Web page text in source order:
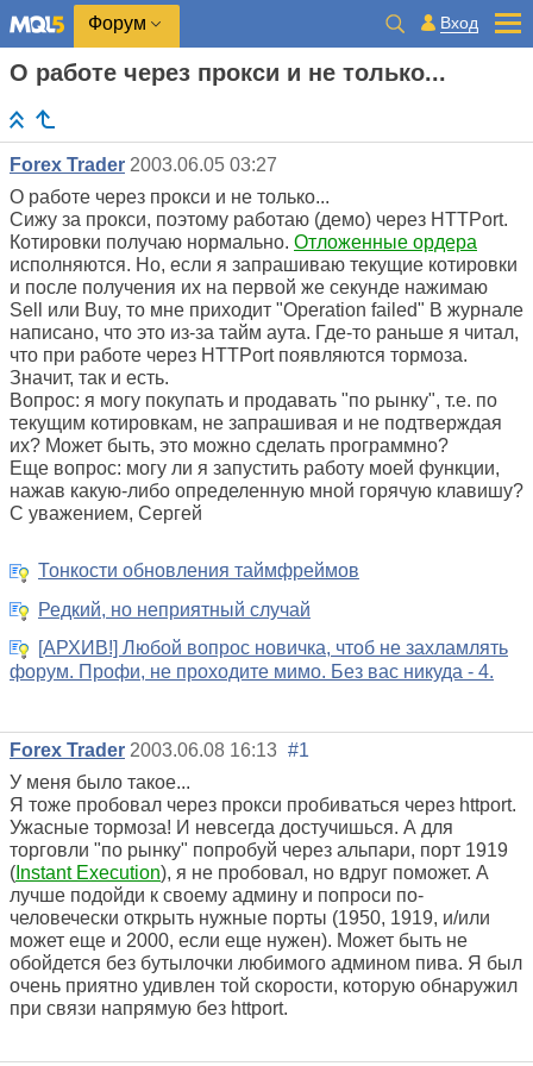
Форум Вход
О работе через прокси и не только...
Forex Trader 2003.06.05 03:27
О работе через прокси и не только...
Сижу за прокси, поэтому работаю (демо) через HTTPort.
Котировки получаю нормально. Отложенные ордера
исполняются. Но, если я запрашиваю текущие котировки
и после получения их на первой же секунде нажимаю
Sell или Buy, то мне приходит "Operation failed" В журнале
написано, что это из-за тайм аута. Где-то раньше я читал,
что при работе через HTTPort появляются тормоза.
Значит, так и есть.
Вопрос: я могу покупать и продавать "по рынку", т.е. по
текущим котировкам, не запрашивая и не подтверждая
их? Может быть, это можно сделать программно?
Еще вопрос: могу ли я запустить работу моей функции,
нажав какую-либо определенную мной горячую клавишу?
С уважением, Сергей
Тонкости обновления таймфреймов
Редкий, но неприятный случай
[АРХИВ!] Любой вопрос новичка, чтоб не захламлять
форум. Профи, не проходите мимо. Без вас никуда - 4.
Forex Trader 2003.06.08 16:13 #1
У меня было такое...
Я тоже пробовал через прокси пробиваться через httport.
Ужасные тормоза! И невсегда достучишься. А для
торговли "по рынку" попробуй через альпари, порт 1919
( Instant Execution), я не пробовал, но вдруг поможет. А
лучше подойди к своему админу и попроси по-
человечески открыть нужные порты (1950, 1919, и/или
может еще и 2000, если еще нужен). Может быть не
обойдется без бутылочки любимого админом пива. Я был
очень приятно удивлен той скорости, которую обнаружил
при связи напрямую без httport.